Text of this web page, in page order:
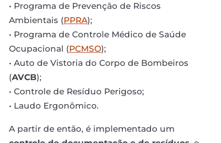
• Programa de Prevenção de Riscos
Ambientais (PPRA);
• Programa de Controle Médico de Saúde
Ocupacional (PCMSO);
• Auto de Vistoria do Corpo de Bombeiros
(AVCB);
• Controle de Resíduo Perigoso;
• Laudo Ergonômico.
A partir de então, é implementado um